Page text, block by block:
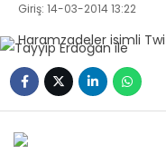
Giriş: 14-03-2014 13:22